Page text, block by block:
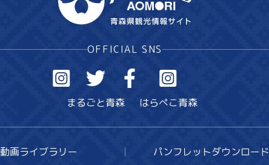
OFFICIAL SNS
まるごと青森 はらぺこ青森
動画ライブラリー パンフレットダウンロード